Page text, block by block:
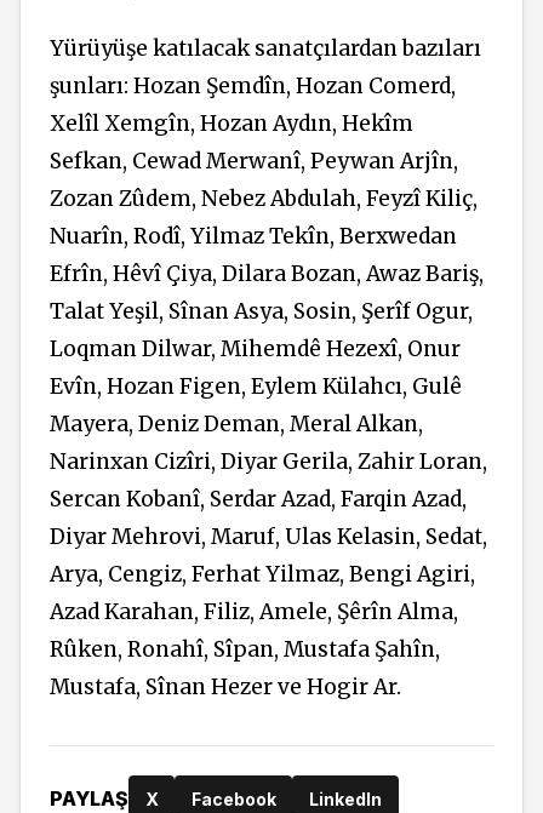
Yürüyüşe katılacak sanatçılardan bazıları
şunları: Hozan Şemdîn, Hozan Comerd,
Xelîl Xemgîn, Hozan Aydın, Hekîm
Sefkan, Cewad Merwanî, Peywan Arjîn,
Zozan Zûdem, Nebez Abdulah, Feyzî Kiliç,
Nuarîn, Rodî, Yilmaz Tekîn, Berxwedan
Efrîn, Hêvî Çiya, Dilara Bozan, Awaz Bariş,
Talat Yeşil, Sînan Asya, Sosin, Şerîf Ogur,
Loqman Dilwar, Mihemdê Hezexî, Onur
Evîn, Hozan Figen, Eylem Külahcı, Gulê
Mayera, Deniz Deman, Meral Alkan,
Narinxan Cizîri, Diyar Gerila, Zahir Loran,
Sercan Kobanî, Serdar Azad, Farqin Azad,
Diyar Mehrovi, Maruf, Ulas Kelasin, Sedat,
Arya, Cengiz, Ferhat Yilmaz, Bengi Agiri,
Azad Karahan, Filiz, Amele, Şêrîn Alma,
Rûken, Ronahî, Sîpan, Mustafa Şahîn,
Mustafa, Sînan Hezer ve Hogir Ar.
PAYLAŞ X Facebook LinkedIn